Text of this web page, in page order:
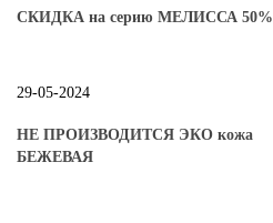
СКИДКА на серию МЕЛИССА 50%
29-05-2024
НЕ ПРОИЗВОДИТСЯ ЭКО кожа
БЕЖЕВАЯ